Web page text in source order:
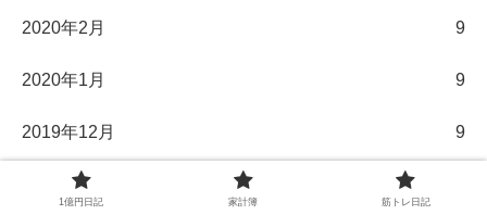
2020年2月 9
2020年1月 9
2019年12月 9
2019年11月
1億円日記 家計簿 筋トレ日記